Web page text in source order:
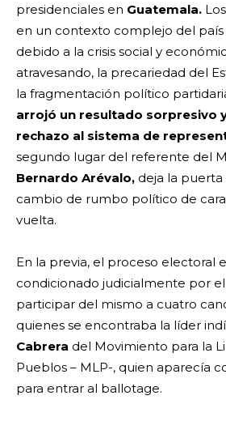
presidenciales en Guatemala.
en un contexto complejo del
debido a la crisis social y
atravesando, la precariedad del
la fragmentación político
arrojó un resultado sorpresivo
rechazo al sistema de
segundo lugar del referente del
Bernardo Arévalo, deja la
cambio de rumbo político de
vuelta.
En la previa, el proceso electoral
condicionado judicialmente por
participar del mismo a cuatro
quienes se encontraba la líder
Cabrera del Movimiento para la
Pueblos – MLP-, quien aparecía
para entrar al ballotage.